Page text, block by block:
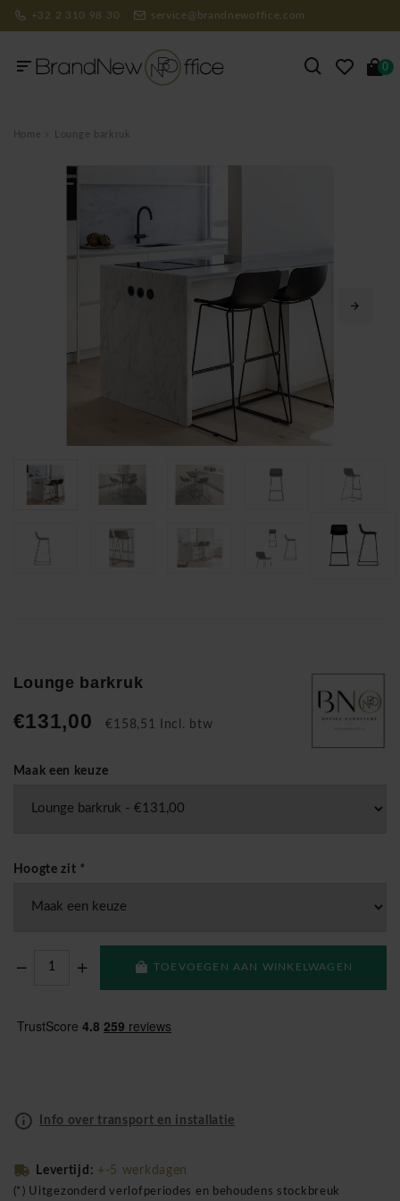
+32 2 310 98 30 service@brandnewoffice.com
0
Home Lounge barkruk
Lounge barkruk
€131,00 €158,51 Incl. btw
Maak een keuze
Hoogte zit *
TOEVOEGEN AAN WINKELWAGEN
Info over transport en installatie
Levertijd: +-5 werkdagen
(*) Uitgezonderd verlofperiodes en behoudens stockbreuk